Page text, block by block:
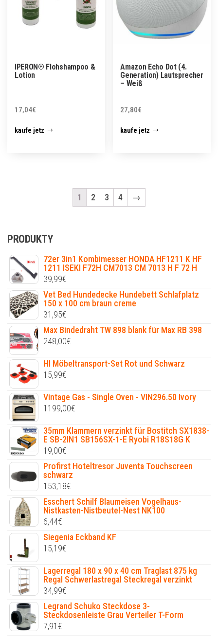
IPERON® Flohshampoo &
Lotion
17,04€
kaufe jetz
Amazon Echo Dot (4.
Generation) Lautsprecher
– Weiß
27,80€
kaufe jetz
1 2 3 4 →
PRODUKTY
72er 3in1 Kombimesser HONDA HF1211 K HF
1211 ISEKI F72H CM7013 CM 7013 H F 72 H
39,99€
Vet Bed Hundedecke Hundebett Schlafplatz
150 x 100 cm braun creme
31,95€
Max Bindedraht TW 898 blank für Max RB 398
248,00€
HI Möbeltransport-Set Rot und Schwarz
15,99€
Vintage Gas - Single Oven - VIN296.50 Ivory
1199,00€
35mm Klammern verzinkt für Bostitch SX1838-
E SB-2IN1 SB156SX-1-E Ryobi R18S18G K
19,00€
Profirst Hoteltresor Juventa Touchscreen
schwarz
153,18€
Esschert Schilf Blaumeisen Vogelhaus-
Nistkasten-Nistbeutel-Nest NK100
6,44€
Siegenia Eckband KF
15,19€
Lagerregal 180 x 90 x 40 cm Traglast 875 kg
Regal Schwerlastregal Steckregal verzinkt
34,99€
Legrand Schuko Steckdose 3-
Steckdosenleiste Grau Verteiler T-Form
7,91€